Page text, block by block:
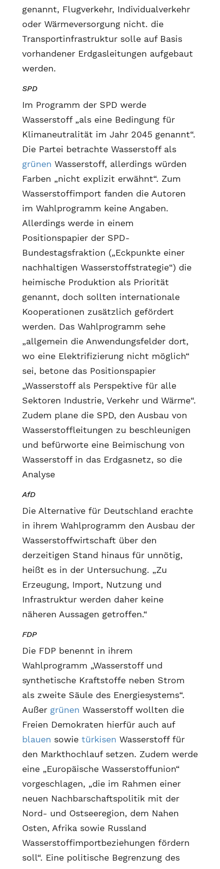
genannt, Flugverkehr, Individualverkehr
oder Wärmeversorgung nicht. die
Transportinfrastruktur solle auf Basis
vorhandener Erdgasleitungen aufgebaut
werden.
SPD
Im Programm der SPD werde
Wasserstoff „als eine Bedingung für
Klimaneutralität im Jahr 2045 genannt“.
Die Partei betrachte Wasserstoff als
grünen Wasserstoff, allerdings würden
Farben „nicht explizit erwähnt“. Zum
Wasserstoffimport fanden die Autoren
im Wahlprogramm keine Angaben.
Allerdings werde in einem
Positionspapier der SPD-
Bundestagsfraktion („Eckpunkte einer
nachhaltigen Wasserstoffstrategie“) die
heimische Produktion als Priorität
genannt, doch sollten internationale
Kooperationen zusätzlich gefördert
werden. Das Wahlprogramm sehe
„allgemein die Anwendungsfelder dort,
wo eine Elektrifizierung nicht möglich“
sei, betone das Positionspapier
„Wasserstoff als Perspektive für alle
Sektoren Industrie, Verkehr und Wärme“.
Zudem plane die SPD, den Ausbau von
Wasserstoffleitungen zu beschleunigen
und befürworte eine Beimischung von
Wasserstoff in das Erdgasnetz, so die
Analyse
AfD
Die Alternative für Deutschland erachte
in ihrem Wahlprogramm den Ausbau der
Wasserstoffwirtschaft über den
derzeitigen Stand hinaus für unnötig,
heißt es in der Untersuchung. „Zu
Erzeugung, Import, Nutzung und
Infrastruktur werden daher keine
näheren Aussagen getroffen.“
FDP
Die FDP benennt in ihrem
Wahlprogramm „Wasserstoff und
synthetische Kraftstoffe neben Strom
als zweite Säule des Energiesystems“.
Außer grünen Wasserstoff wollten die
Freien Demokraten hierfür auch auf
blauen sowie türkisen Wasserstoff für
den Markthochlauf setzen. Zudem werde
eine „Europäische Wasserstoffunion“
vorgeschlagen, „die im Rahmen einer
neuen Nachbarschaftspolitik mit der
Nord- und Ostseeregion, dem Nahen
Osten, Afrika sowie Russland
Wasserstoffimportbeziehungen fördern
soll“. Eine politische Begrenzung des